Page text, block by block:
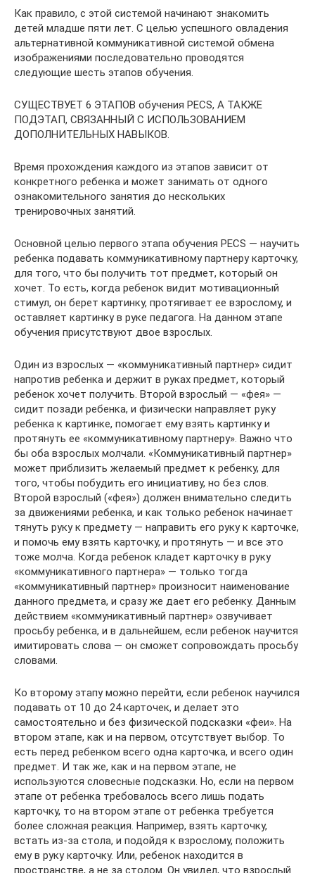
Как правило, с этой системой начинают знакомить
детей младше пяти лет. С целью успешного овладения
альтернативной коммуникативной системой обмена
изображениями последовательно проводятся
следующие шесть этапов обучения.
СУЩЕСТВУЕТ 6 ЭТАПОВ обучения PECS, А ТАКЖЕ
ПОДЭТАП, СВЯЗАННЫЙ С ИСПОЛЬЗОВАНИЕМ
ДОПОЛНИТЕЛЬНЫХ НАВЫКОВ.
Время прохождения каждого из этапов зависит от
конкретного ребенка и может занимать от одного
ознакомительного занятия до нескольких
тренировочных занятий.
Основной целью первого этапа обучения РЕСS — научить
ребенка подавать коммуникативному партнеру карточку,
для того, что бы получить тот предмет, который он
хочет. То есть, когда ребенок видит мотивационный
стимул, он берет картинку, протягивает ее взрослому, и
оставляет картинку в руке педагога. На данном этапе
обучения присутствуют двое взрослых.
Один из взрослых — «коммуникативный партнер» сидит
напротив ребенка и держит в руках предмет, который
ребенок хочет получить. Второй взрослый — «фея» —
сидит позади ребенка, и физически направляет руку
ребенка к картинке, помогает ему взять картинку и
протянуть ее «коммуникативному партнеру». Важно что
бы оба взрослых молчали. «Коммуникативный партнер»
может приблизить желаемый предмет к ребенку, для
того, чтобы побудить его инициативу, но без слов.
Второй взрослый («фея») должен внимательно следить
за движениями ребенка, и как только ребенок начинает
тянуть руку к предмету — направить его руку к карточке,
и помочь ему взять карточку, и протянуть — и все это
тоже молча. Когда ребенок кладет карточку в руку
«коммуникативного партнера» — только тогда
«коммуникативный партнер» произносит наименование
данного предмета, и сразу же дает его ребенку. Данным
действием «коммуникативный партнер» озвучивает
просьбу ребенка, и в дальнейшем, если ребенок научится
имитировать слова — он сможет сопровождать просьбу
словами.
Ко второму этапу можно перейти, если ребенок научился
подавать от 10 до 24 карточек, и делает это
самостоятельно и без физической подсказки «феи». На
втором этапе, как и на первом, отсутствует выбор. То
есть перед ребенком всего одна карточка, и всего один
предмет. И так же, как и на первом этапе, не
используются словесные подсказки. Но, если на первом
этапе от ребенка требовалось всего лишь подать
карточку, то на втором этапе от ребенка требуется
более сложная реакция. Например, взять карточку,
встать из-за стола, и подойдя к взрослому, положить
ему в руку карточку. Или, ребенок находится в
пространстве, а не за столом. Он увидел, что взрослый